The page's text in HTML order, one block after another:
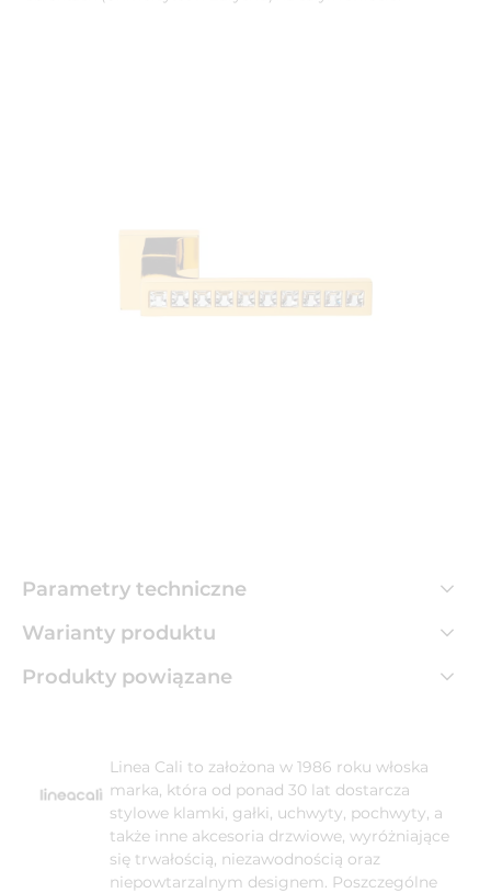
Parametry techniczne
Warianty produktu
Produkty powiązane
Linea Cali to założona w 1986 roku włoska
marka, która od ponad 30 lat dostarcza
stylowe klamki, gałki, uchwyty, pochwyty, a
także inne akcesoria drzwiowe, wyróżniające
się trwałością, niezawodnością oraz
niepowtarzalnym designem. Poszczególne